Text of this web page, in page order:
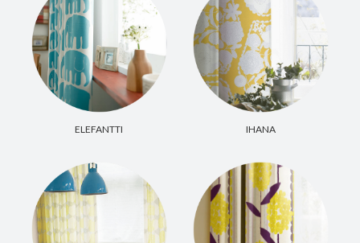
ELEFANTTI IHANA